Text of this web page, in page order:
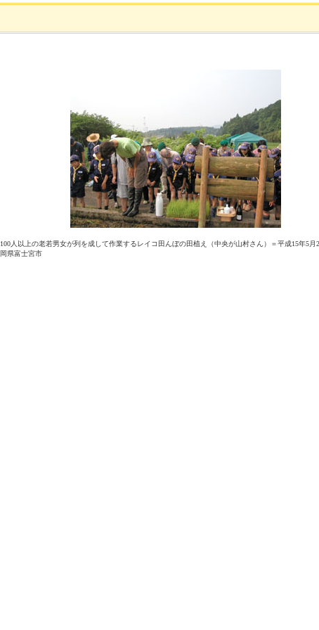
100人以上の老若男女が列を成して作業するレイコ田んぼの田植え（中央が山村さん）＝平成15年5月
岡県富士宮市